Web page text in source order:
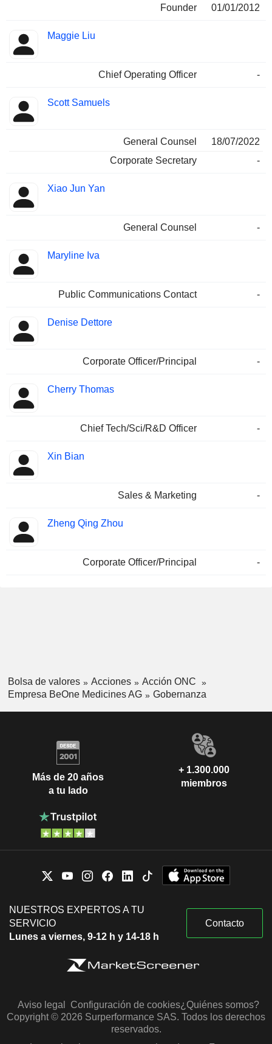
Founder
01/01/2012
Maggie Liu
Chief Operating Officer -
Scott Samuels
General Counsel
18/07/2022
Corporate Secretary
-
Xiao Jun Yan
General Counsel -
Maryline Iva
Public Communications Contact -
Denise Dettore
Corporate Officer/Principal -
Cherry Thomas
Chief Tech/Sci/R&D Officer -
Xin Bian
Sales & Marketing -
Zheng Qing Zhou
Corporate Officer/Principal -
Bolsa de valores Acciones
Acción ONC
Empresa BeOne Medicines AG
Gobernanza
Más de 20 años
a tu lado
+ 1.300.000
miembros
NUESTROS EXPERTOS A TU
SERVICIO
Lunes a viernes, 9-12 h y 14-18 h
Contacto
Aviso legal Configuración de cookies¿Quiénes somos?
Copyright © 2026 Surperformance SAS. Todos los derechos
reservados.